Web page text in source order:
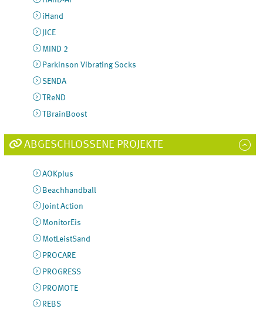
iHand
JICE
MIND 2
Parkinson Vibrating Socks
SENDA
TReND
TBrainBoost
ABGESCHLOSSENE PROJEKTE
AOKplus
Beachhandball
Joint Action
MonitorEis
MotLeistSand
PROCARE
PROGRESS
PROMOTE
REBS